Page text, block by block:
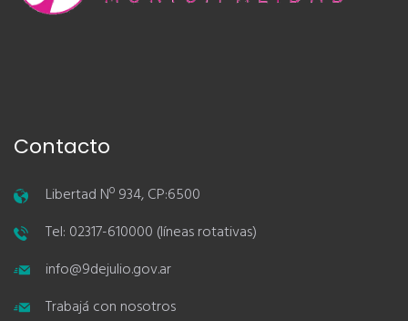
Contacto
Libertad Nº 934, CP:6500
Tel: 02317-610000 (líneas rotativas)
info@9dejulio.gov.ar
Trabajá con nosotros